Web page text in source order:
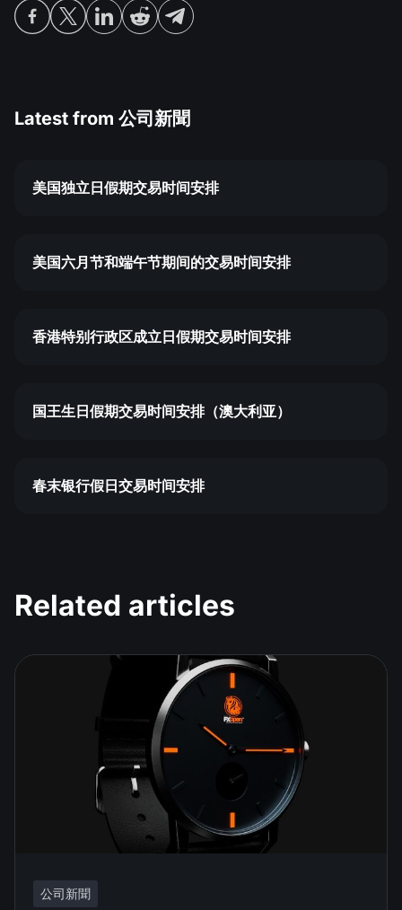
Latest from 公司新聞
美国独立日假期交易时间安排
美国六月节和端午节期间的交易时间安排
香港特别行政区成立日假期交易时间安排
国王生日假期交易时间安排（澳大利亚）
春末银行假日交易时间安排
Related articles
公司新聞